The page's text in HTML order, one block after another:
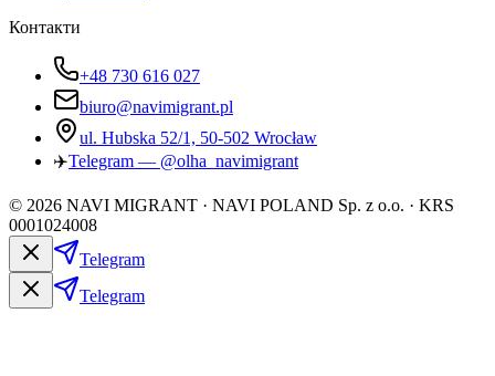
Контакти
+48 730 616 027
biuro@navimigrant.pl
ul. Hubska 52/1, 50-502 Wrocław
✈️Telegram — @olha_navimigrant
© 2026 NAVI MIGRANT · NAVI POLAND Sp. z o.o. · KRS
0001024008
Telegram
Telegram